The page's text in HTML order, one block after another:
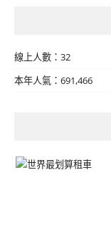
線上人數：32
本年人氣：691,466